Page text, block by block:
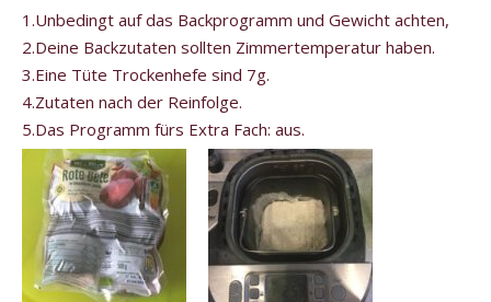
1.Unbedingt auf das Backprogramm und Gewicht achten,
2.Deine Backzutaten sollten Zimmertemperatur haben.
3.Eine Tüte Trockenhefe sind 7g.
4.Zutaten nach der Reinfolge.
5.Das Programm fürs Extra Fach: aus.